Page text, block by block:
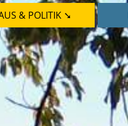
& POLITIK ➘